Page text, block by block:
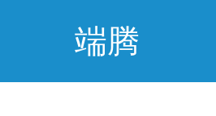
端腾